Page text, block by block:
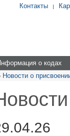
Контакты |
о кодах
Новости о